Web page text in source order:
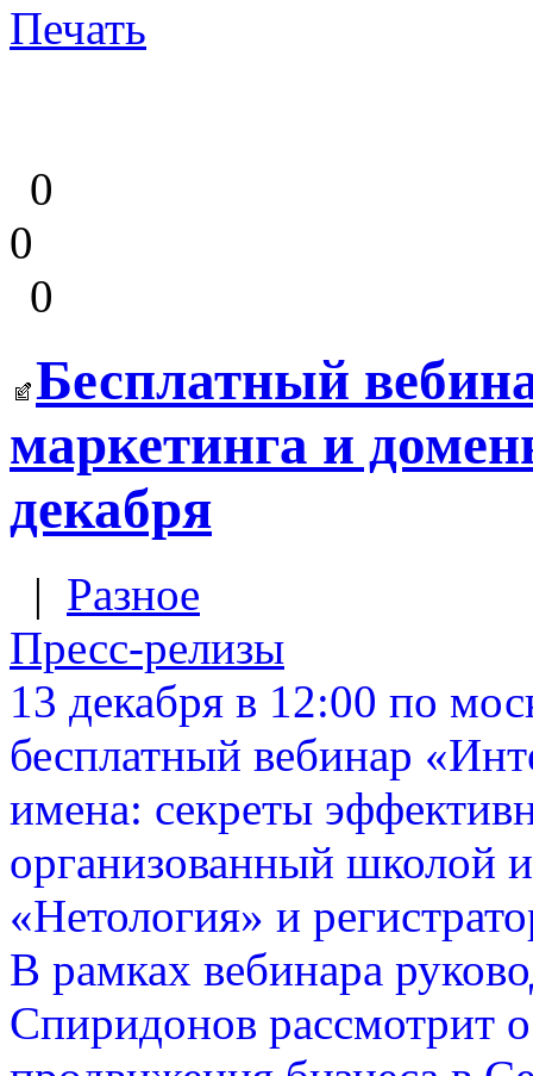
Печать
0
0
0
Бесплатный
маркетинга и
декабря
| Разное
Пресс-релизы
13 декабря в 12:00 по
бесплатный вебинар
имена: секреты
организованный школой
«Нетология» и
В рамках вебинара
Спиридонов рассмотрит